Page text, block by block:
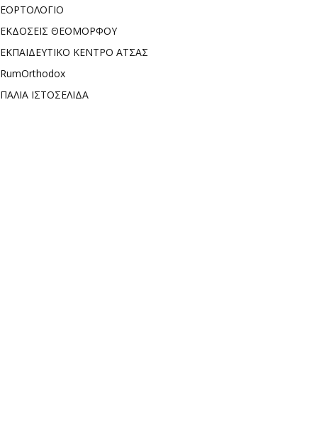
ΕΟΡΤΟΛΟΓΙΟ
ΕΚΔΟΣΕΙΣ ΘΕΟΜΟΡΦΟΥ
ΕΚΠΑΙΔΕΥΤΙΚΟ ΚΕΝΤΡΟ ΑΤΣΑΣ
RumOrthodox
ΠΑΛΙΑ ΙΣΤΟΣΕΛΙΔΑ